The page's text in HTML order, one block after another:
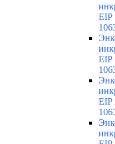
EIP
EIP
EIP